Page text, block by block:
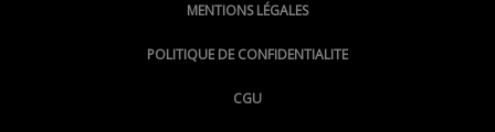
@LePoingMontpellier
MENTIONS LÉGALES
POLITIQUE DE CONFIDENTIALITE
CGU